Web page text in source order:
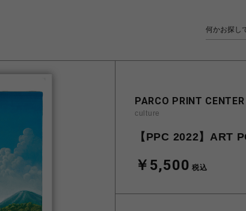
PARCO PRINT CENTER
culture
【PPC 2022】ART
￥5,500 税込